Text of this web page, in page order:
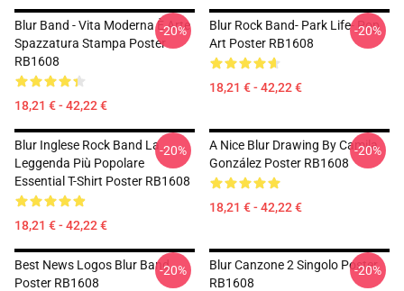
Blur Band - Vita Moderna È Arte
Spazzatura Stampa Poster
RB1608
18,21 € - 42,22 €
-20%
Blur Rock Band- Park Life- Pop
Art Poster RB1608
18,21 € - 42,22 €
-20%
Blur Inglese Rock Band La
Leggenda Più Popolare
Essential T-Shirt Poster RB1608
18,21 € - 42,22 €
-20%
A Nice Blur Drawing By Camila
González Poster RB1608
18,21 € - 42,22 €
-20%
Best News Logos Blur Band
Poster RB1608
-20%
Blur Canzone 2 Singolo Poster
RB1608
-20%